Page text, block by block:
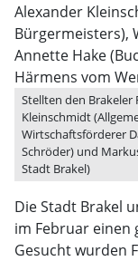
Stellten den Brakeler
Kleinschmidt
Wirtschaftsförderer
Schröder) und
Stadt Brakel)
Die Stadt Brakel
im Februar einen
Gesucht wurden